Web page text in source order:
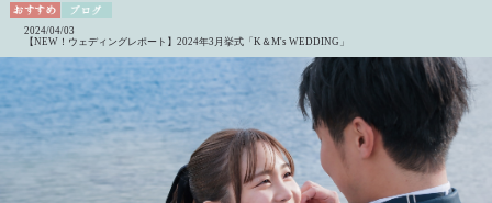
2024/04/03
【NEW！ウェディングレポート】2024年3月挙式「K＆M's WEDDING」